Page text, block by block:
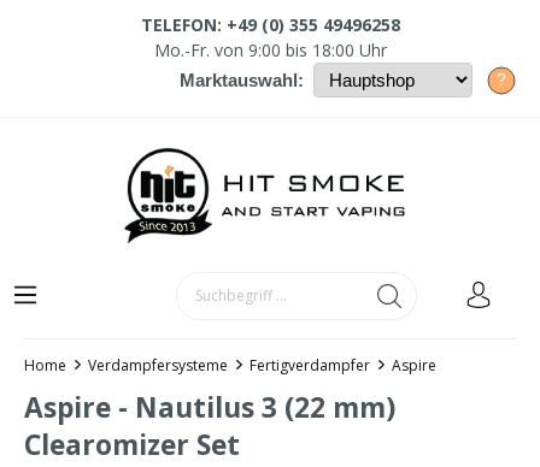
TELEFON: +49 (0) 355 49496258
Mo.-Fr. von 9:00 bis 18:00 Uhr
Marktauswahl: ?
Home Verdampfersysteme Fertigverdampfer Aspire
Aspire - Nautilus 3 (22 mm)
Clearomizer Set